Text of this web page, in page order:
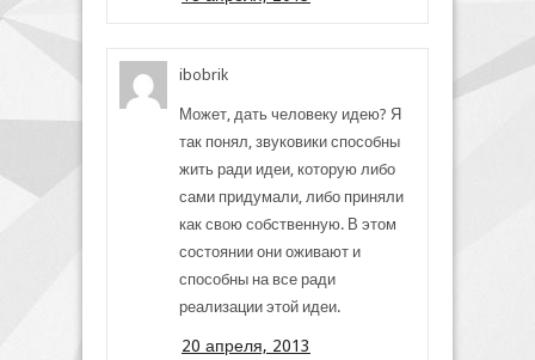
ibobrik
Может, дать человеку идею? Я
так понял, звуковики способны
жить ради идеи, которую либо
сами придумали, либо приняли
как свою собственную. В этом
состоянии они оживают и
способны на все ради
реализации этой идеи.
20 апреля, 2013